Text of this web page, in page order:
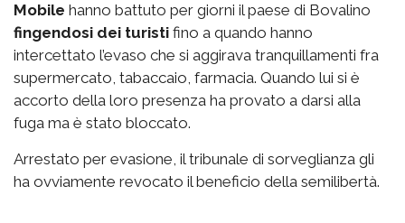
Mobile hanno battuto per giorni il paese di Bovalino
fingendosi dei turisti fino a quando hanno
intercettato l’evaso che si aggirava tranquillamenti fra
supermercato, tabaccaio, farmacia. Quando lui si è
accorto della loro presenza ha provato a darsi alla
fuga ma è stato bloccato.
Arrestato per evasione, il tribunale di sorveglianza gli
ha ovviamente revocato il beneficio della semilibertà.